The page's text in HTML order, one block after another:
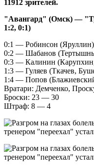
11912 зрителей.
"Авангард" (Омск) —
1:2, 0:1)
0:1 — Робинсон
0:2 — Шабанов
0:3 — Калинин
1:3 — Гуляев (Ткачев,
1:4 — Попов
Вратари: Демченко,
Броски: 23 — 30
Штраф: 8 — 4